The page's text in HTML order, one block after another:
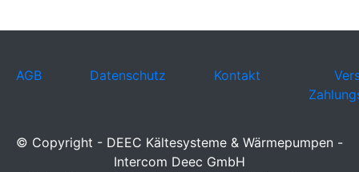
AGB Datenschutz Kontakt
© Copyright - DEEC Kältesysteme & Wärmepumpen -
Intercom Deec GmbH